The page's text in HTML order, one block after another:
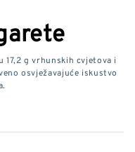
17,2 g vrhunskih cvjetova i
osvježavajuće iskustvo